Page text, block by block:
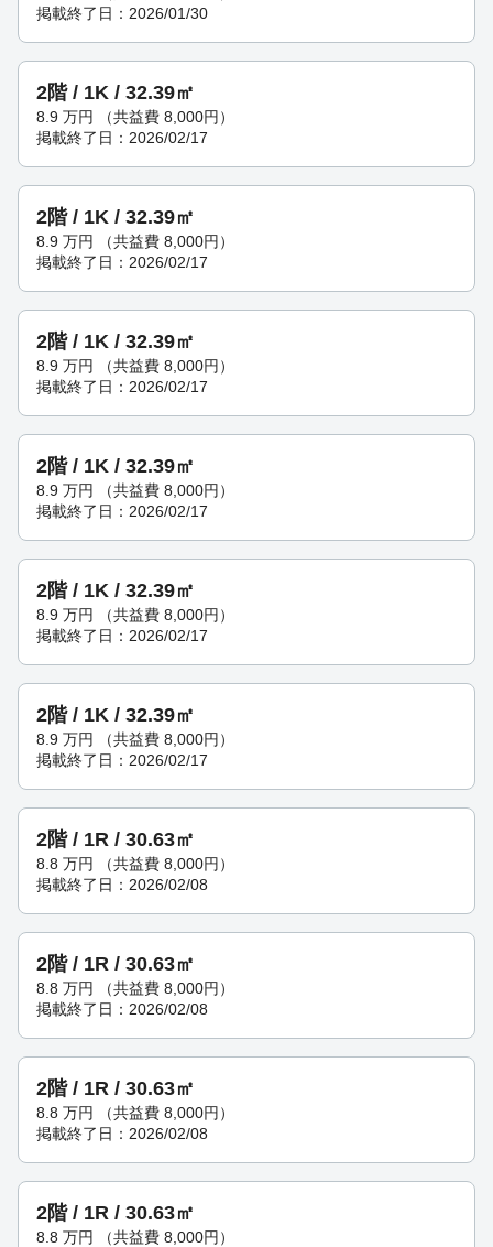
掲載終了日：2026/01/30
2階 / 1K / 32.39㎡
8.9 万円 （共益費 8,000円）
掲載終了日：2026/02/17
2階 / 1K / 32.39㎡
8.9 万円 （共益費 8,000円）
掲載終了日：2026/02/17
2階 / 1K / 32.39㎡
8.9 万円 （共益費 8,000円）
掲載終了日：2026/02/17
2階 / 1K / 32.39㎡
8.9 万円 （共益費 8,000円）
掲載終了日：2026/02/17
2階 / 1K / 32.39㎡
8.9 万円 （共益費 8,000円）
掲載終了日：2026/02/17
2階 / 1K / 32.39㎡
8.9 万円 （共益費 8,000円）
掲載終了日：2026/02/17
2階 / 1R / 30.63㎡
8.8 万円 （共益費 8,000円）
掲載終了日：2026/02/08
2階 / 1R / 30.63㎡
8.8 万円 （共益費 8,000円）
掲載終了日：2026/02/08
2階 / 1R / 30.63㎡
8.8 万円 （共益費 8,000円）
掲載終了日：2026/02/08
2階 / 1R / 30.63㎡
8.8 万円 （共益費 8,000円）